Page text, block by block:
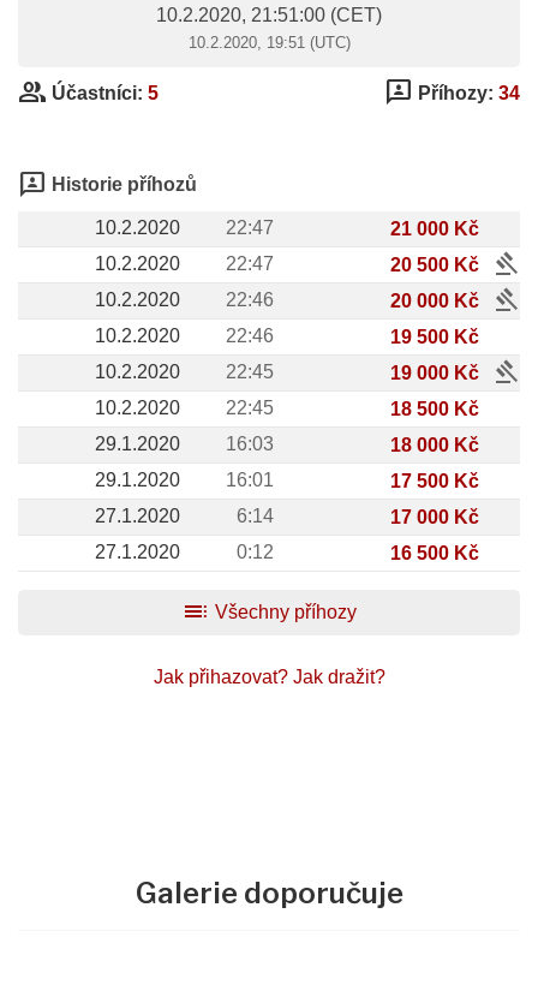
10.2.2020, 21:51:00 (CET)
10.2.2020, 19:51 (UTC)
group Účastníci: 5 3p Příhozy: 34
3p Historie příhozů
10.2.2020 22:47
21 000 Kč
10.2.2020
22:47 20 500 Kč gavel
10.2.2020 22:46 20 000 Kč gavel
10.2.2020 22:46
19 500 Kč
10.2.2020
22:45 19 000 Kč gavel
10.2.2020 22:45
18 500 Kč
29.1.2020
16:03
18 000 Kč
29.1.2020
16:01
17 500 Kč
27.1.2020
6:14
17 000 Kč
27.1.2020
0:12 16 500 Kč
toc Všechny příhozy
Jak přihazovat? Jak dražit?
Galerie doporučuje